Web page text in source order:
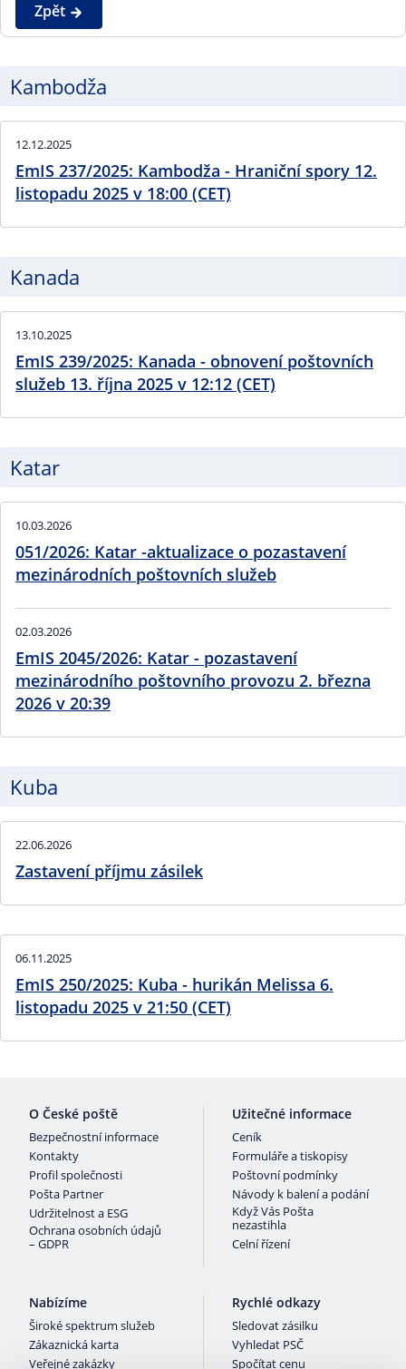
Zpět
Kambodža
12.12.2025
EmIS 237/2025: Kambodža - Hraniční spory 12.
listopadu 2025 v 18:00 (CET)
Kanada
13.10.2025
EmIS 239/2025: Kanada - obnovení poštovních
služeb 13. října 2025 v 12:12 (CET)
Katar
10.03.2026
051/2026: Katar -aktualizace o pozastavení
mezinárodních poštovních služeb
02.03.2026
EmIS 2045/2026: Katar - pozastavení
mezinárodního poštovního provozu 2. března
2026 v 20:39
Kuba
22.06.2026
Zastavení příjmu zásilek
06.11.2025
EmIS 250/2025: Kuba - hurikán Melissa 6.
listopadu 2025 v 21:50 (CET)
O České poště
Bezpečnostní informace
Kontakty
Profil společnosti
Pošta Partner
Udržitelnost a ESG
Ochrana osobních údajů
– GDPR
Užitečné informace
Ceník
Formuláře a tiskopisy
Poštovní podmínky
Návody k balení a podání
Když Vás Pošta
nezastihla
Celní řízení
Nabízíme
Široké spektrum služeb
Zákaznická karta
Veřejné zakázky
Rychlé odkazy
Sledovat zásilku
Vyhledat PSČ
Spočítat cenu